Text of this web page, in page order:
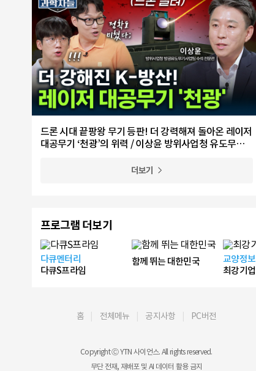
드론 시대 끝팡왕 무기 등판! 더 강력해져 돌아온 레이저
대공무기 ‘천광’의 위력 / 이상윤 방위사업청 유도무기
더보기
프로그램 더보기
다큐멘터리
다큐S프라임
함께 뛰는 대한민국
교양정보
최강기업
홈 전체메뉴 공지사항 PC버전
Copyright Ⓒ YTN 사이언스. All rights reserved.
무단 전재, 재배포 및 AI 데이터 활용 금지